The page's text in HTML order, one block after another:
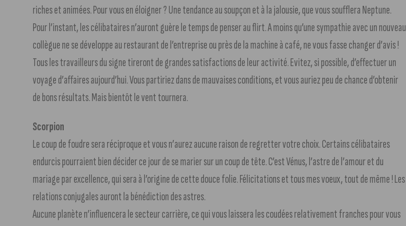
riches et animées. Pour vous en éloigner ? Une tendance au soupçon et à la jalousie, que vous soufflera Neptune.
Pour l’instant, les célibataires n’auront guère le temps de penser au flirt. A moins qu’une sympathie avec un nouveau
collègue ne se développe au restaurant de l’entreprise ou près de la machine à café, ne vous fasse changer d’avis !
Tous les travailleurs du signe tireront de grandes satisfactions de leur activité. Evitez, si possible, d’effectuer un
voyage d’affaires aujourd’hui. Vous partiriez dans de mauvaises conditions, et vous auriez peu de chance d’obtenir
de bons résultats. Mais bientôt le vent tournera.
Scorpion
Le coup de foudre sera réciproque et vous n’aurez aucune raison de regretter votre choix. Certains célibataires
endurcis pourraient bien décider ce jour de se marier sur un coup de tête. C’est Vénus, l’astre de l’amour et du
mariage par excellence, qui sera à l’origine de cette douce folie. Félicitations et tous mes voeux, tout de même ! Les
relations conjugales auront la bénédiction des astres.
Aucune planète n’influencera le secteur carrière, ce qui vous laissera les coudées relativement franches pour vous